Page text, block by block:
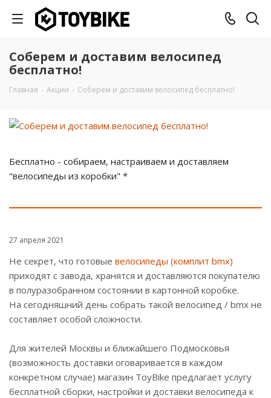
Соберем и доставим велосипед
бесплатно!
Главная - Акции - Соберем и доставим велосипед бесплатно!
Бесплатно - собираем, настраиваем и доставляем
"велосипеды из коробки" *
27 апреля 2021
Не секрет, что готовые велосипеды (комплит bmx)
приходят с завода, хранятся и доставляются покупателю
в полуразобранном состоянии в картонной коробке.
На сегодняшний день собрать такой велосипед / bmx не
составляет особой сложности.
Для жителей Москвы и ближайшего Подмосковья
(возможность доставки оговаривается в каждом
конкретном случае) магазин ToyBike предлагает услугу
бесплатной сборки, настройки и доставки велосипеда к